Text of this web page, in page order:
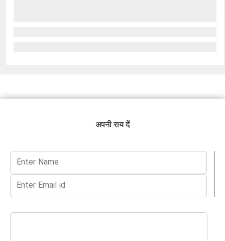
अपनी राय दें